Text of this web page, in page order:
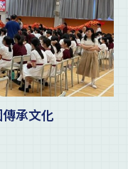
承文化